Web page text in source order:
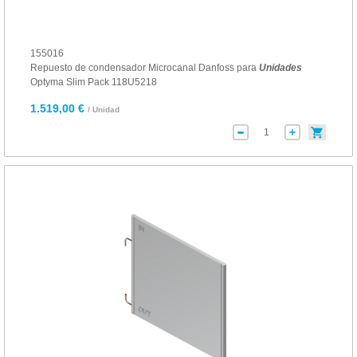
155016
Repuesto de condensador Microcanal Danfoss para Unidades
Optyma Slim Pack 118U5218
1.519,00 € / Unidad